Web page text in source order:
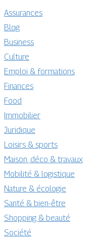
Assurances
Blog
Business
Culture
Emploi & formations
Finances
Food
Immobilier
Juridique
Loisirs & sports
Maison, déco & travaux
Mobilité & logistique
Nature & écologie
Santé & bien-être
Shopping & beauté
Société